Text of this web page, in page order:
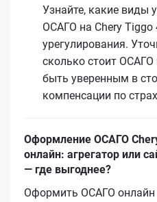
Узнайте, какие виды
ОСАГО на Chery Tiggo
урегулирования.
сколько стоит ОСАГО
быть уверенным в
компенсации по
Оформление ОСАГО
онлайн: агрегатор или
— где выгоднее?
Оформить ОСАГО